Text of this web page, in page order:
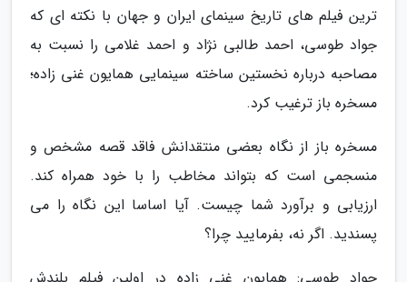
ترین فیلم های تاریخ سینمای ایران و جهان با نکته ای که
جواد طوسی، احمد طالبی نژاد و احمد غلامی را نسبت به
مصاحبه درباره نخستین ساخته سینمایی همایون غنی زاده؛
مسخره باز ترغیب کرد.
مسخره باز از نگاه بعضی منتقدانش فاقد قصه مشخص و
منسجمی است که بتواند مخاطب را با خود همراه کند.
ارزیابی و برآورد شما چیست. آیا اساسا این نگاه را می
پسندید. اگر نه، بفرمایید چرا؟